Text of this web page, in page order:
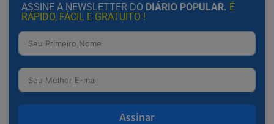
ASSINE A NEWSLETTER DO DIÁRIO POPULAR. É
RÁPIDO, FÁCIL E GRATUITO !
Assinar